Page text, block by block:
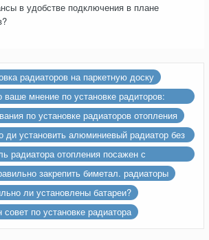
в удобстве подключения в плане
радиаторов на паркетную доску
ваше мнение по установке радиторов:
подоконник, ниша и т.д.
по установке радиаторов отопления
ди установить алюминиевый радиатор без
к стене?
радиатора отопления посажен с
строительного алебастра
закрепить биметал. радиаторы
ли установлены батареи?
совет по установке радиатора